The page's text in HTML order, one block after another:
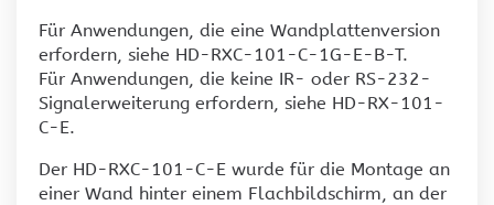
Für Anwendungen, die eine Wandplattenversion
erfordern, siehe HD-RXC-101-C-1G-E-B-T.
Für Anwendungen, die keine IR- oder RS-232-
Signalerweiterung erfordern, siehe HD-RX-101-
C-E.
Der HD-RXC-101-C-E wurde für die Montage an
einer Wand hinter einem Flachbildschirm, an der